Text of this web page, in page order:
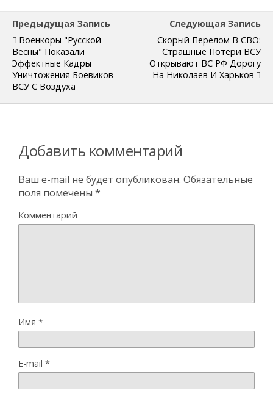
Предыдущая Запись
Военкоры "Русской
Весны" Показали
Эффектные Кадры
Уничтожения Боевиков
ВСУ С Воздуха
Следующая Запись
Скорый Перелом В СВО:
Страшные Потери ВСУ
Открывают ВС РФ Дорогу
На Николаев И Харьков
Добавить комментарий
Ваш e-mail не будет опубликован. Обязательные
поля помечены *
Комментарий
Имя *
E-mail *